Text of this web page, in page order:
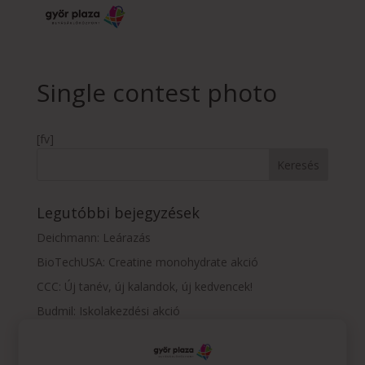
Single contest photo
[fv]
Legutóbbi bejegyzések
Deichmann: Leárazás
BioTechUSA: Creatine monohydrate akció
CCC: Új tanév, új kalandok, új kedvencek!
Budmil: Iskolakezdési akció